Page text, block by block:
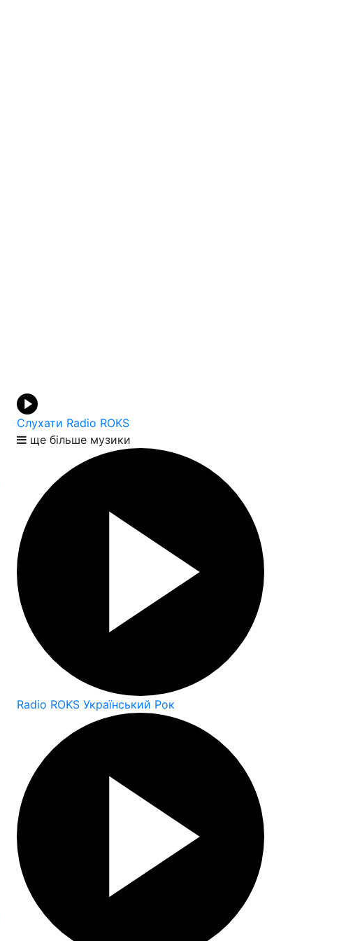
Слухати Radio ROKS
ще більше музики
Radio ROKS Український Рок